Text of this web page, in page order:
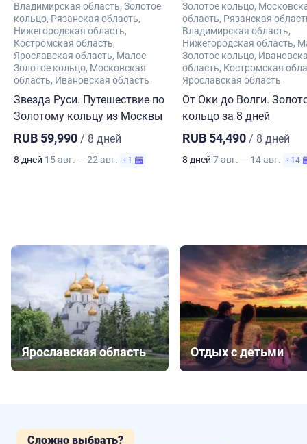
Владимирская область Золотое
кольцо Рязанская область
Нижегородская область
Костромская область
Ярославская область Малое
Золотое кольцо Московская
область Ивановская область
Звезда Руси. Путешествие по
Золотому кольцу из Москвы
RUB 59,990 / 8 дней
8 дней 15 авг. — 22 авг. +1
Золотое кольцо
область Рязанская
Владимирская область
Нижегородская область
Золотое кольцо
область Костромская
Ярославская область
От Оки до Волги.
кольцо за 8 дней
RUB 54,490 / 8 дней
8 дней 7 авг. — 14 авг. +14
Ярославская область Отдых с детьми
Сложно выбрать?